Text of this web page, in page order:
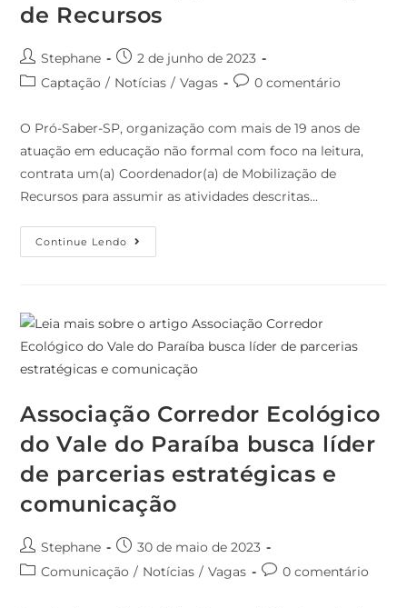
de Recursos
Stephane
2 de junho de 2023
Captação / Notícias / Vagas 0 comentário
O Pró-Saber-SP, organização com mais de 19 anos de
atuação em educação não formal com foco na leitura,
contrata um(a) Coordenador(a) de Mobilização de
Recursos para assumir as atividades descritas…
Continue Lendo
Associação Corredor Ecológico
do Vale do Paraíba busca líder
de parcerias estratégicas e
comunicação
Stephane
30 de maio de 2023
Comunicação / Notícias / Vagas 0 comentário